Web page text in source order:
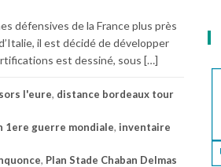
défensives de la France plus près
il est décidé de développer
est dessiné, sous […]
l'eure, distance bordeaux tour
1ere guerre mondiale, inventaire
, Plan Stade Chaban Delmas